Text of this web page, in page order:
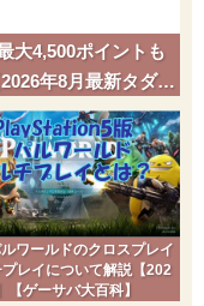
大4,500ポイントも
年8月最新タダポ
ワールドのクロスプレイ
プレイについて解説【202
【ゲーサバ大百科】